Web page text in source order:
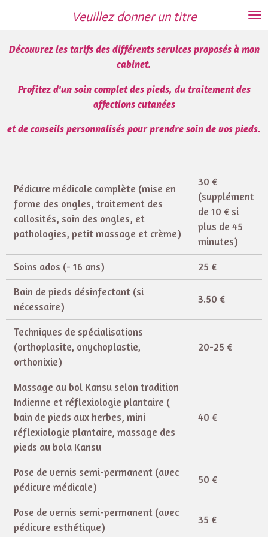
contenu
Veuillez donner un titre
Découvrez les tarifs des différents services proposés à mon
cabinet.
Profitez d'un soin complet des pieds, du traitement des
affections cutanées
et de conseils personnalisés pour prendre soin de vos pieds.
Pédicure médicale complète (mise en
forme des ongles, traitement des
callosités, soin des ongles, et
pathologies, petit massage et crème)
30 €
(supplément
de 10 € si
plus de 45
minutes)
Soins ados (- 16 ans) 25 €
Bain de pieds désinfectant (si
nécessaire)
3.50 €
Techniques de spécialisations
(orthoplasite, onychoplastie,
orthonixie)
20-25 €
Massage au bol Kansu selon tradition
Indienne et réflexiologie plantaire (
bain de pieds aux herbes, mini
réflexiologie plantaire, massage des
pieds au bola Kansu
40 €
Pose de vernis semi-permanent (avec
pédicure médicale)
50 €
Pose de vernis semi-permanent (avec
pédicure esthétique)
35 €